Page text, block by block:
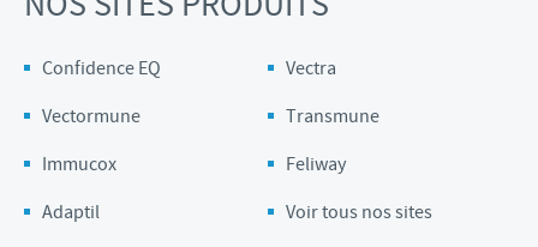
Confidence EQ
Vectra
Vectormune
Transmune
Immucox
Feliway
Adaptil
Voir tous nos sites